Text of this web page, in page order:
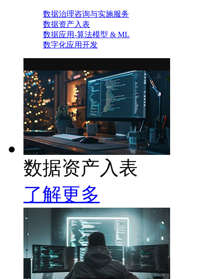
数据治理咨询与实施服务
数据资产入表
数据应用-算法模型 & ML
数字化应用开发
数据资产入表
了解更多